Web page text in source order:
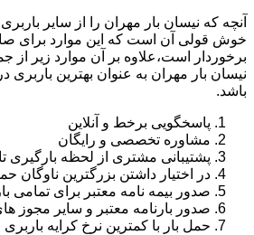
آنچه که نیسان بار مهران را از سایر
خوش قولی آن است که این موارد برای
برخوردار است،علاوه بر آن موارد زیر از
نیسان بار مهران به عنوان بهترین باربری
باشد.
پاسخگویی برخط و آنلاین
مشاوره تخصصی و رایگان
پشتیبانی مشتری از لحظه بارگیری تا
در اختیار داشتن بزرگترین ناوگان
صدور بیمه نامه معتبر برای تمامی
صدور بارنامه معتبر و سایر مجوز
حمل بار با کمترین نرخ کرایه باربری